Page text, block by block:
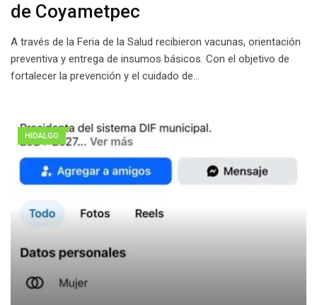
de Coyametpec
A través de la Feria de la Salud recibieron vacunas, orientación
preventiva y entrega de insumos básicos. Con el objetivo de
fortalecer la prevención y el cuidado de…
HIDALGO